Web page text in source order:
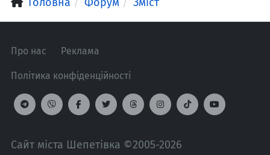
Про нас Реклама
Політика конфіденційності
Сайт міста Шепетівка ©2005-2026